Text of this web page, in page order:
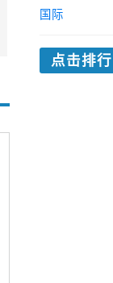
国际
点击排行